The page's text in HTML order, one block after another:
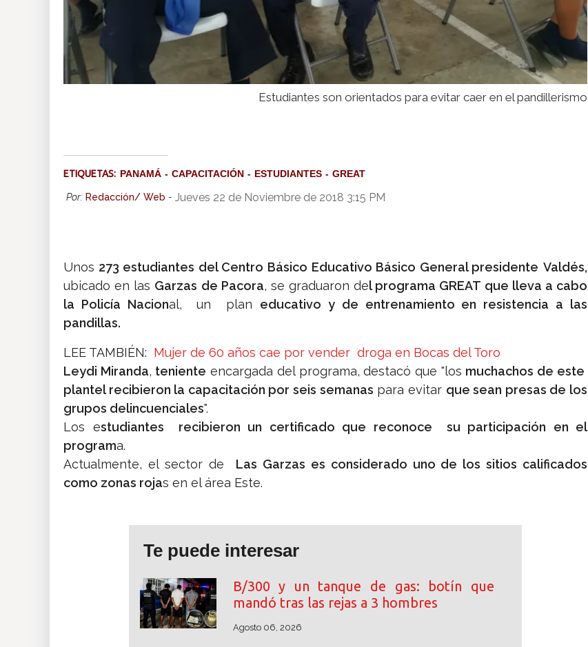
Estudiantes son orientados para evitar caer en el pandillerismo
ETIQUETAS: PANAMÁ CAPACITACIÓN ESTUDIANTES GREAT
Por: Redacción/ Web - Jueves 22 de Noviembre de 2018 3:15 PM
Unos 273 estudiantes del Centro Básico Educativo Básico General presidente Valdés,
ubicado en las Garzas de Pacora, se graduaron del programa GREAT que lleva a cabo
la Policía Nacional, un plan educativo y de entrenamiento en resistencia a las
pandillas.
LEE TAMBIÉN: Mujer de 60 años cae por vender droga en Bocas del Toro
Leydi Miranda, teniente encargada del programa, destacó que "los muchachos de este
plantel recibieron la capacitación por seis semanas para evitar que sean presas de los
grupos delincuenciales".
Los estudiantes recibieron un certificado que reconoce su participación en el
programa.
Actualmente, el sector de Las Garzas es considerado uno de los sitios calificados
como zonas rojas en el área Este.
Te puede interesar
B/300 y un tanque de gas: botín que
mandó tras las rejas a 3 hombres
Agosto 06, 2026